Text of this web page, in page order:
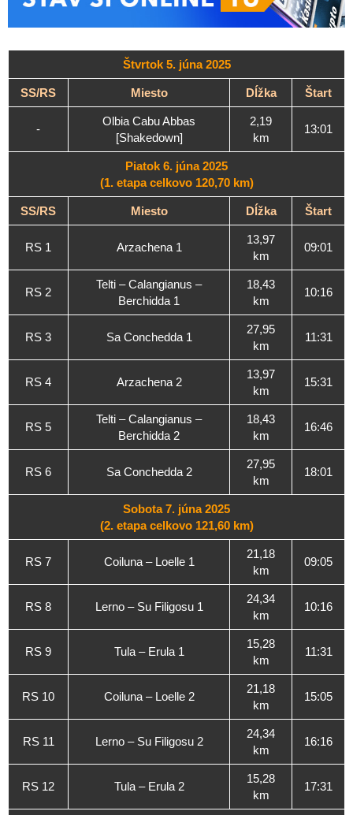
Štvrtok 5. júna 2025
SS/RS Miesto Dĺžka Štart
-
Olbia Cabu Abbas
[Shakedown]
2,19
km
13:01
Piatok 6. júna 2025
(1. etapa celkovo 120,70 km)
SS/RS Miesto Dĺžka Štart
RS 1 Arzachena 1
13,97
km
09:01
RS 2
Telti – Calangianus –
Berchidda 1
18,43
km
10:16
RS 3 Sa Conchedda 1
27,95
km
11:31
RS 4 Arzachena 2
13,97
km
15:31
RS 5
Telti – Calangianus –
Berchidda 2
18,43
km
16:46
RS 6 Sa Conchedda 2
27,95
km
18:01
Sobota 7. júna 2025
(2. etapa celkovo 121,60 km)
RS 7 Coiluna – Loelle 1
21,18
km
09:05
RS 8 Lerno – Su Filigosu 1
24,34
km
10:16
RS 9 Tula – Erula 1
15,28
km
11:31
RS 10 Coiluna – Loelle 2
21,18
km
15:05
RS 11 Lerno – Su Filigosu 2
24,34
km
16:16
RS 12 Tula – Erula 2
15,28
km
17:31